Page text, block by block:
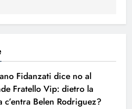
Fidanzati dice no al
Fratello Vip: dietro la
c’entra Belen Rodriguez?